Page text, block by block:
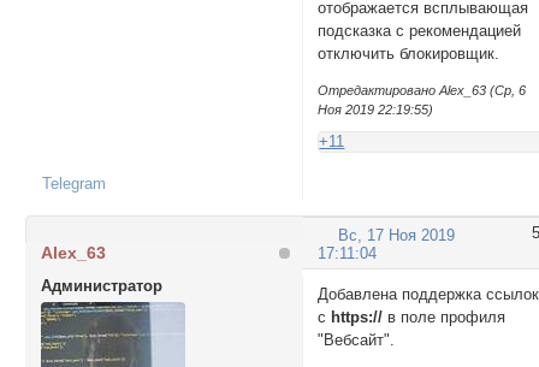
отображается всплывающая
подсказка с рекомендацией
отключить блокировщик.
Отредактировано Alex_63 (Ср, 6
Ноя 2019 22:19:55)
+11
Telegram
5
Вс, 17 Ноя 2019
17:11:04
Alex_63
Администратор
Добавлена поддержка ссылок
с https:// в поле профиля
"Вебсайт".